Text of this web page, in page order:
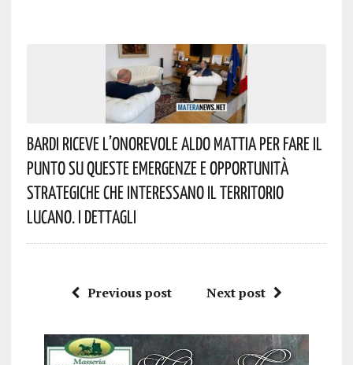
Bardi Riceve L’onorevole Aldo Mattia Per Fare Il
Punto Su Queste Emergenze E Opportunità
Strategiche Che Interessano Il Territorio
Lucano. I Dettagli
Previous post Next post